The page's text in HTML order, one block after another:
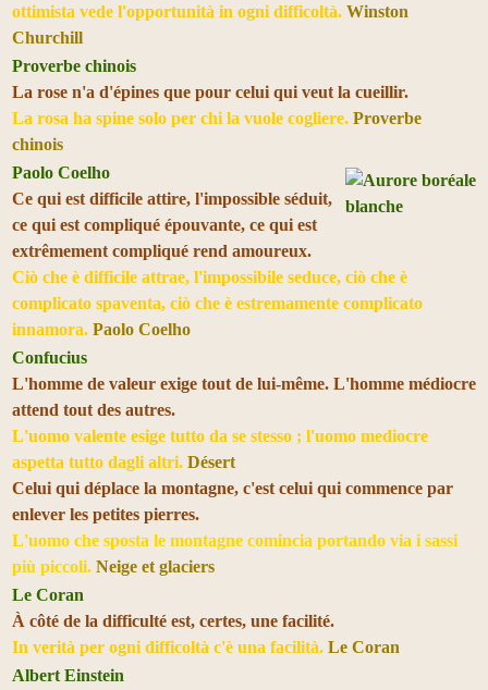
ottimista vede l'opportunità in ogni difficoltà. Winston
Churchill
Proverbe chinois
La rose n'a d'épines que pour celui qui veut la cueillir.
La rosa ha spine solo per chi la vuole cogliere. Proverbe
chinois
Paolo Coelho
Ce qui est difficile attire, l'impossible séduit,
ce qui est compliqué épouvante, ce qui est
extrêmement compliqué rend amoureux.
Ciò che è difficile attrae, l'impossibile seduce, ciò che è
complicato spaventa, ciò che è estremamente complicato
innamora. Paolo Coelho
Confucius
L'homme de valeur exige tout de lui-même. L'homme médiocre
attend tout des autres.
L'uomo valente esige tutto da se stesso ; l'uomo mediocre
aspetta tutto dagli altri. Désert
Celui qui déplace la montagne, c'est celui qui commence par
enlever les petites pierres.
L'uomo che sposta le montagne comincia portando via i sassi
più piccoli. Neige et glaciers
Le Coran
À côté de la difficulté est, certes, une facilité.
In verità per ogni difficoltà c'è una facilità. Le Coran
Albert Einstein